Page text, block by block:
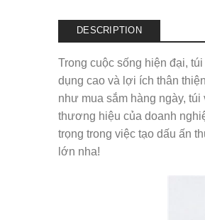
DESCRIPTION
Trong cuộc sống hiện đại,
dụng cao và lợi ích thân
như mua sắm hàng ngày,
thương hiệu của doanh
trọng trong việc tạo dấu ấn
lớn nha!